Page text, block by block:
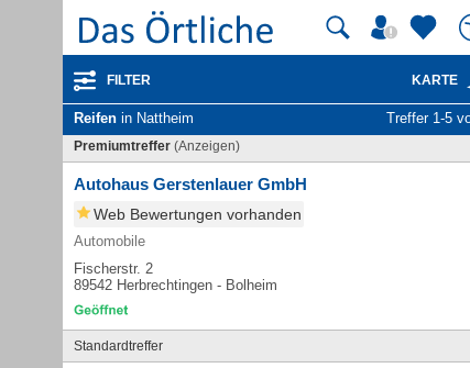
FILTER KARTE
Reifen in Nattheim Treffer 1-5
Premiumtreffer (Anzeigen)
Autohaus Gerstenlauer GmbH
Web Bewertungen vorhanden
Automobile
Fischerstr. 2
89542 Herbrechtingen - Bolheim
Standardtreffer